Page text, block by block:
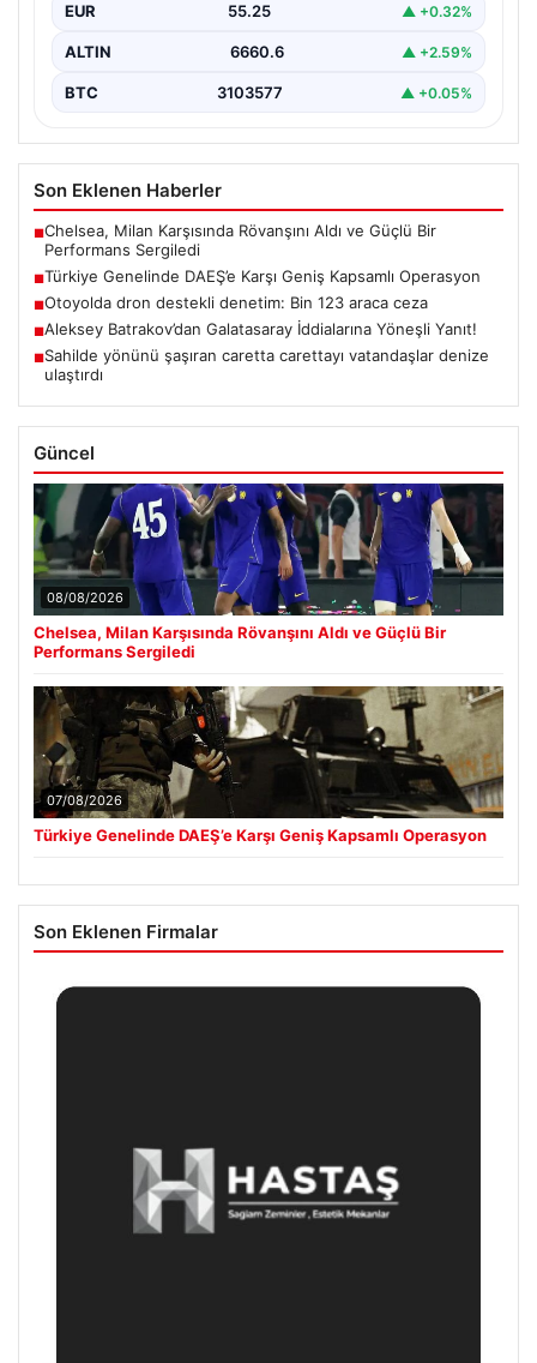
EUR 55.25 ▲ +0.32%
ALTIN 6660.6 ▲ +2.59%
BTC 3103577 ▲ +0.05%
Son Eklenen Haberler
■Chelsea, Milan Karşısında Rövanşını Aldı ve Güçlü Bir
Performans Sergiledi
■Türkiye Genelinde DAEŞ’e Karşı Geniş Kapsamlı Operasyon
■Otoyolda dron destekli denetim: Bin 123 araca ceza
■Aleksey Batrakov’dan Galatasaray İddialarına Yöneşli Yanıt!
■Sahilde yönünü şaşıran caretta carettayı vatandaşlar denize
ulaştırdı
Güncel
08/08/2026
Chelsea, Milan Karşısında Rövanşını Aldı ve Güçlü Bir
Performans Sergiledi
07/08/2026
Türkiye Genelinde DAEŞ’e Karşı Geniş Kapsamlı Operasyon
Son Eklenen Firmalar